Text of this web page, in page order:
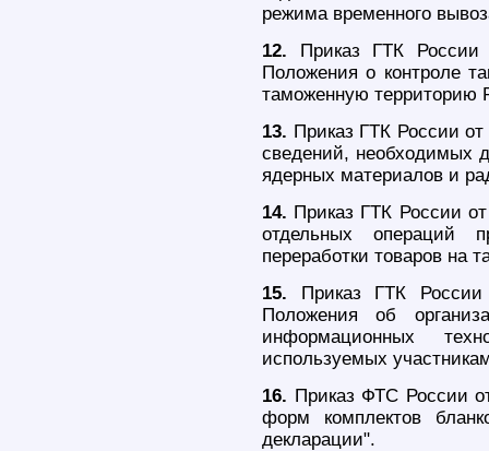
режима временного
12. Приказ ГТК
Положения о контроле
таможенную территорию
13. Приказ ГТК России
сведений, необходимых
ядерных материалов и
14. Приказ ГТК России
отдельных операций
переработки товаров на
15. Приказ ГТК
Положения об
информационных
используемых
16. Приказ ФТС России
форм комплектов
декларации".